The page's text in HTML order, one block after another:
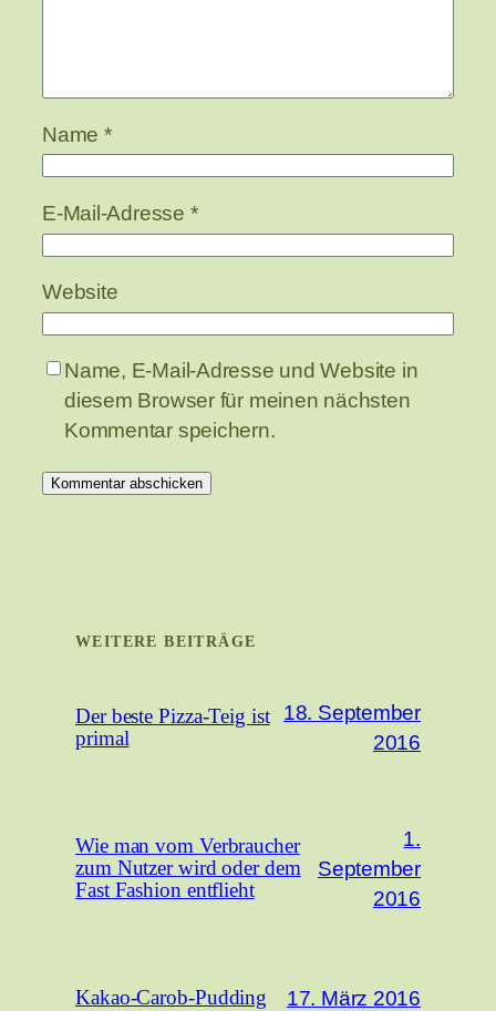
Name *
E-Mail-Adresse *
Website
Name, E-Mail-Adresse und Website in
diesem Browser für meinen nächsten
Kommentar speichern.
WEITERE BEITRÄGE
Der beste Pizza-Teig ist
primal
18. September
2016
Wie man vom Verbraucher
zum Nutzer wird oder dem
Fast Fashion entflieht
1.
September
2016
Kakao-Carob-Pudding 17. März 2016